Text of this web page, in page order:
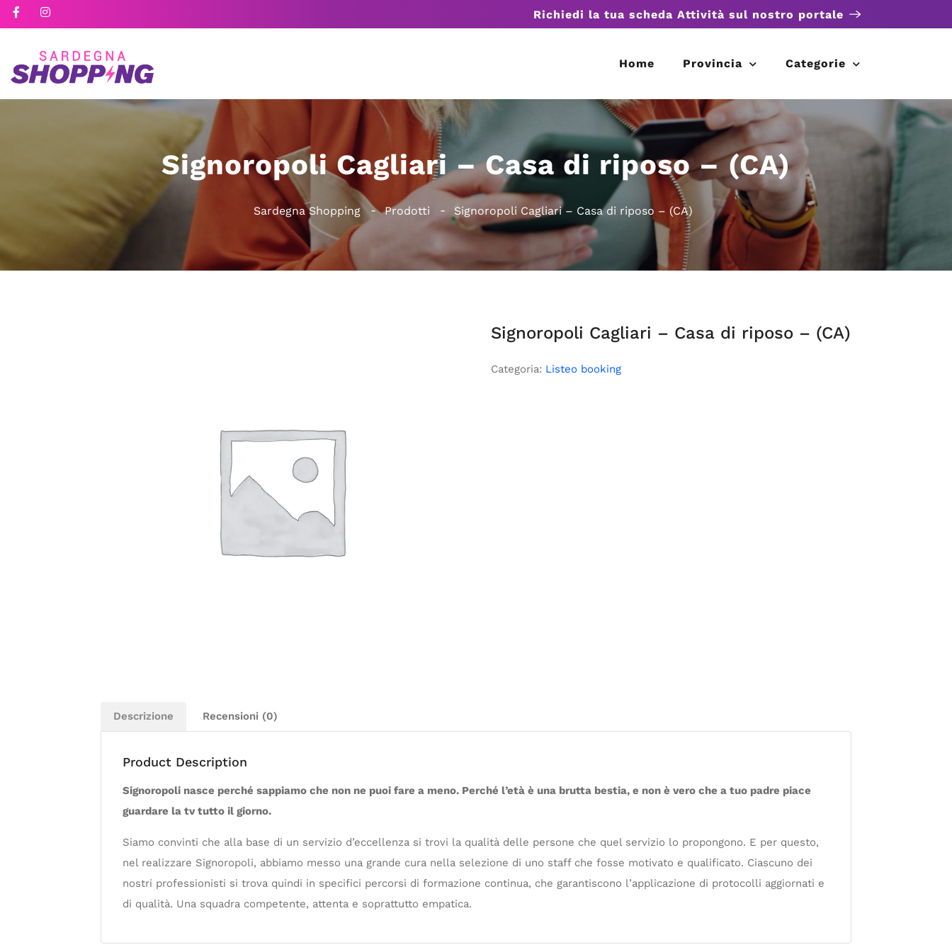
Richiedi la tua scheda Attività sul nostro portale
Home Provincia Categorie
Signoropoli Cagliari – Casa di riposo – (CA)
Sardegna Shopping Prodotti Signoropoli Cagliari – Casa di riposo – (CA)
Signoropoli Cagliari – Casa di riposo – (CA)
Categoria: Listeo booking
Descrizione Recensioni (0)
Product Description
Signoropoli nasce perché sappiamo che non ne puoi fare a meno. Perché l’età è una brutta bestia, e non è vero che a tuo padre piace
guardare la tv tutto il giorno.
Siamo convinti che alla base di un servizio d’eccellenza si trovi la qualità delle persone che quel servizio lo propongono. E per questo,
nel realizzare Signoropoli, abbiamo messo una grande cura nella selezione di uno staff che fosse motivato e qualificato. Ciascuno dei
nostri professionisti si trova quindi in specifici percorsi di formazione continua, che garantiscono l’applicazione di protocolli aggiornati e
di qualità. Una squadra competente, attenta e soprattutto empatica.